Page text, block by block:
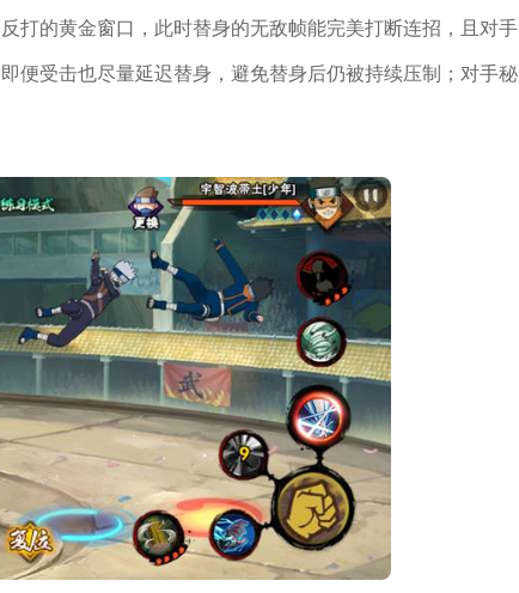
打的黄金窗口，此时替身的无敌帧能完美打断连招，且对手
便受击也尽量延迟替身，避免替身后仍被持续压制；对手秘